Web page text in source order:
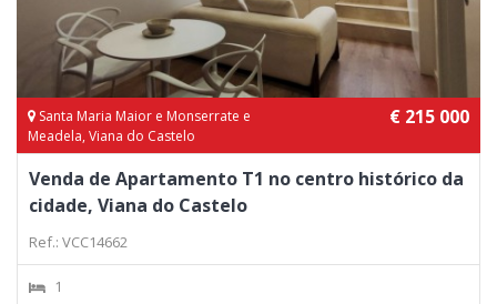
Santa Maria Maior e Monserrate e
Meadela, Viana do Castelo
€ 215 000
Venda de Apartamento T1 no centro histórico da
cidade, Viana do Castelo
Ref.: VCC14662
1